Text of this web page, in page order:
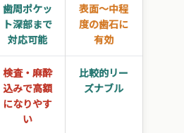
歯周ポケッ
ト深部まで
対応可能
表面〜中程
度の歯石に
有効
検査・麻酔
込みで高額
になりやす
い
比較的リー
ズナブル